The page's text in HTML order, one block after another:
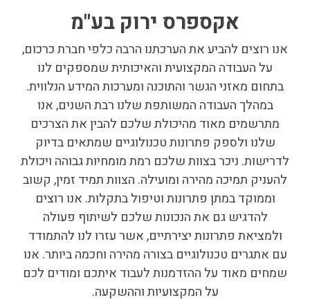
אקספרס ירוק בע"מ
אנו רוצים להביע את הערכתנו הרבה כלפי חברת כרכום,
על העבודה המקצועית והאיכותית שמספקים לנו
בתחום מאזני הגשר והתוכנה ומערכות המידע הנלווית.
במהלך העבודה המשותפת שלנו רבת השנים, אנו
מתרשמים מאוד מהיכולת שלכם להבין את הצרכים
שלנו ולספק פתרונות טכנולוגיים שמתאים בדיוק
לדרישות. ניכר בצוות שלכם רמת מומחיות גבוהה ויכולת
להעניק תמיכה מהירה ומועילה. הצוות תמיד זמין, קשוב
וממוקד במתן פתרונות וטיפול בתקלות. אנו רוצים
להדגיש גם את הנכונות שלכם לשיתוף פעולה
ולמציאת פתרונות יצירתיים, אשר עזרו לנו להתמודד
עם אתגרים טכנולוגיים בצורה מהירה וחכמה ביותר. אנו
שמחים מאוד על ההזדמנות לעבוד איתכם ומודים לכם
על המקצועיות וההשקעה.